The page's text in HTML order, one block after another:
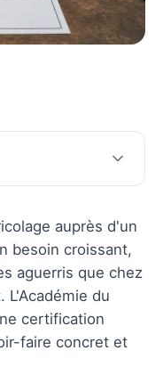
de l'Académie
auprès d'un
besoin croissant,
aguerris que chez
L'Académie du
certification
faire concret et